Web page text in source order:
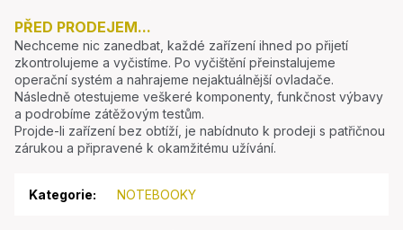
PŘED PRODEJEM...
Nechceme nic zanedbat, každé zařízení ihned po přijetí
zkontrolujeme a vyčistíme. Po vyčištění přeinstalujeme
operační systém a nahrajeme nejaktuálnější ovladače.
Následně otestujeme veškeré komponenty, funkčnost výbavy
a podrobíme zátěžovým testům.
Projde-li zařízení bez obtíží, je nabídnuto k prodeji s patřičnou
zárukou a připravené k okamžitému užívání.
Kategorie: NOTEBOOKY